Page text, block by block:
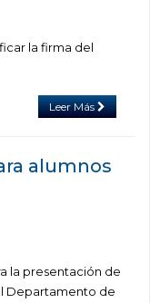
la firma del
Leer Más
alumnos
la presentación de
Departamento de